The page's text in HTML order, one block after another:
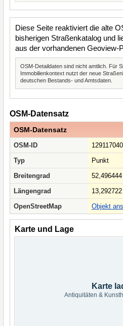
Diese Seite reaktiviert die alte
bisherigen Straßenkatalog und
aus der vorhandenen Geoview-
OSM-Detaildaten sind nicht amtlich. Für
Immobilienkontext nutzt der neue
deutschen Bestands- und Amtsdaten.
OSM-Datensatz
OSM-Datensatz
OSM-ID
Typ
Punkt
Breitengrad
52,496444
Längengrad
13,292722
OpenStreetMap
Objekt
Karte und Lage
Karte
Antiquitäten &